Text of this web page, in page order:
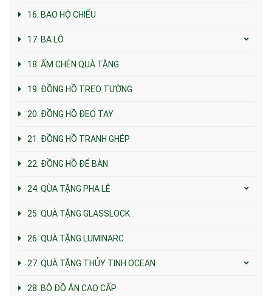
16. BAO HỘ CHIẾU
17. BA LÔ
18. ẤM CHÉN QUÀ TẶNG
19. ĐỒNG HỒ TREO TƯỜNG
20. ĐỒNG HỒ ĐEO TAY
21. ĐỒNG HỒ TRANH GHÉP
22. ĐỒNG HỒ ĐỂ BÀN
24. QÙA TẶNG PHA LÊ
25. QUÀ TẶNG GLASSLOCK
26. QUÀ TẶNG LUMINARC
27. QUÀ TẶNG THỦY TINH OCEAN
28. BỘ ĐỒ ĂN CAO CẤP